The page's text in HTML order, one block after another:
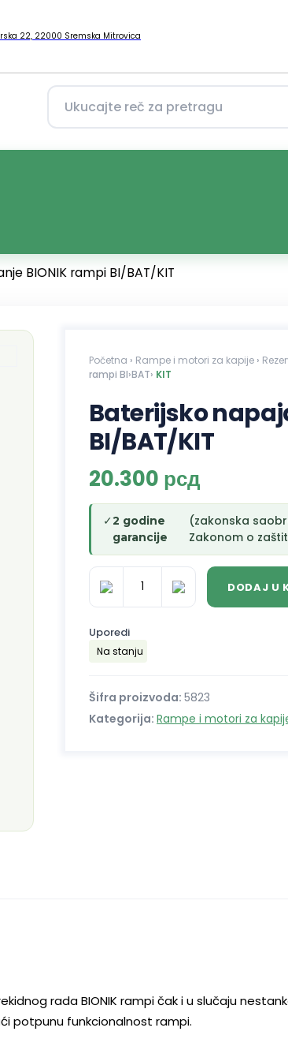
22, 22000 Sremska Mitrovica
BIONIK rampi BI/BAT/KIT
Početna › Rampe i motori za kapije ›
rampi BI›BAT› KIT
Baterijsko
BI/BAT/KIT
20.300 рсд
✓2 godine
garancije
(zakonska
Zakonom o
Baterijsko
BIONIK
rampi
količina
DODAJ U
Uporedi
Na stanju
Šifra proizvoda: 5823
Kategorija: Rampe i motori za
rada BIONIK rampi čak i u slučaju
potpunu funkcionalnost rampi.